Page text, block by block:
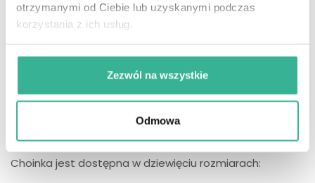
otrzymanymi od Ciebie lub uzyskanymi podczas
korzystania z ich usług.
Zezwól na wszystkie
Odmowa
Gałęziowa, luksusowa choinka charakteryzująca się
lekką i tradycyjną formą. Atutem tej choinki jest duża
delikatność drzewka, które z łatwością wkomponuje się
do mniejszych przestrzeni.
Choinka jest dostępna w dziewięciu rozmiarach: